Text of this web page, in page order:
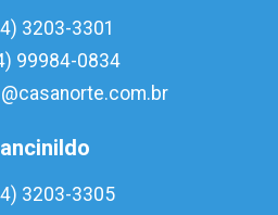
3203-3301
99984-0834
3203-3305